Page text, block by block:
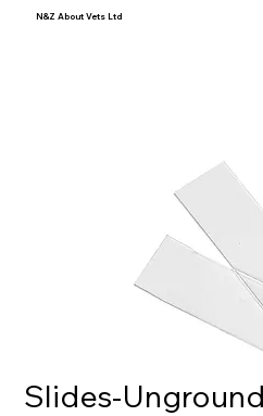
N&Z About Vets Ltd
Slides-